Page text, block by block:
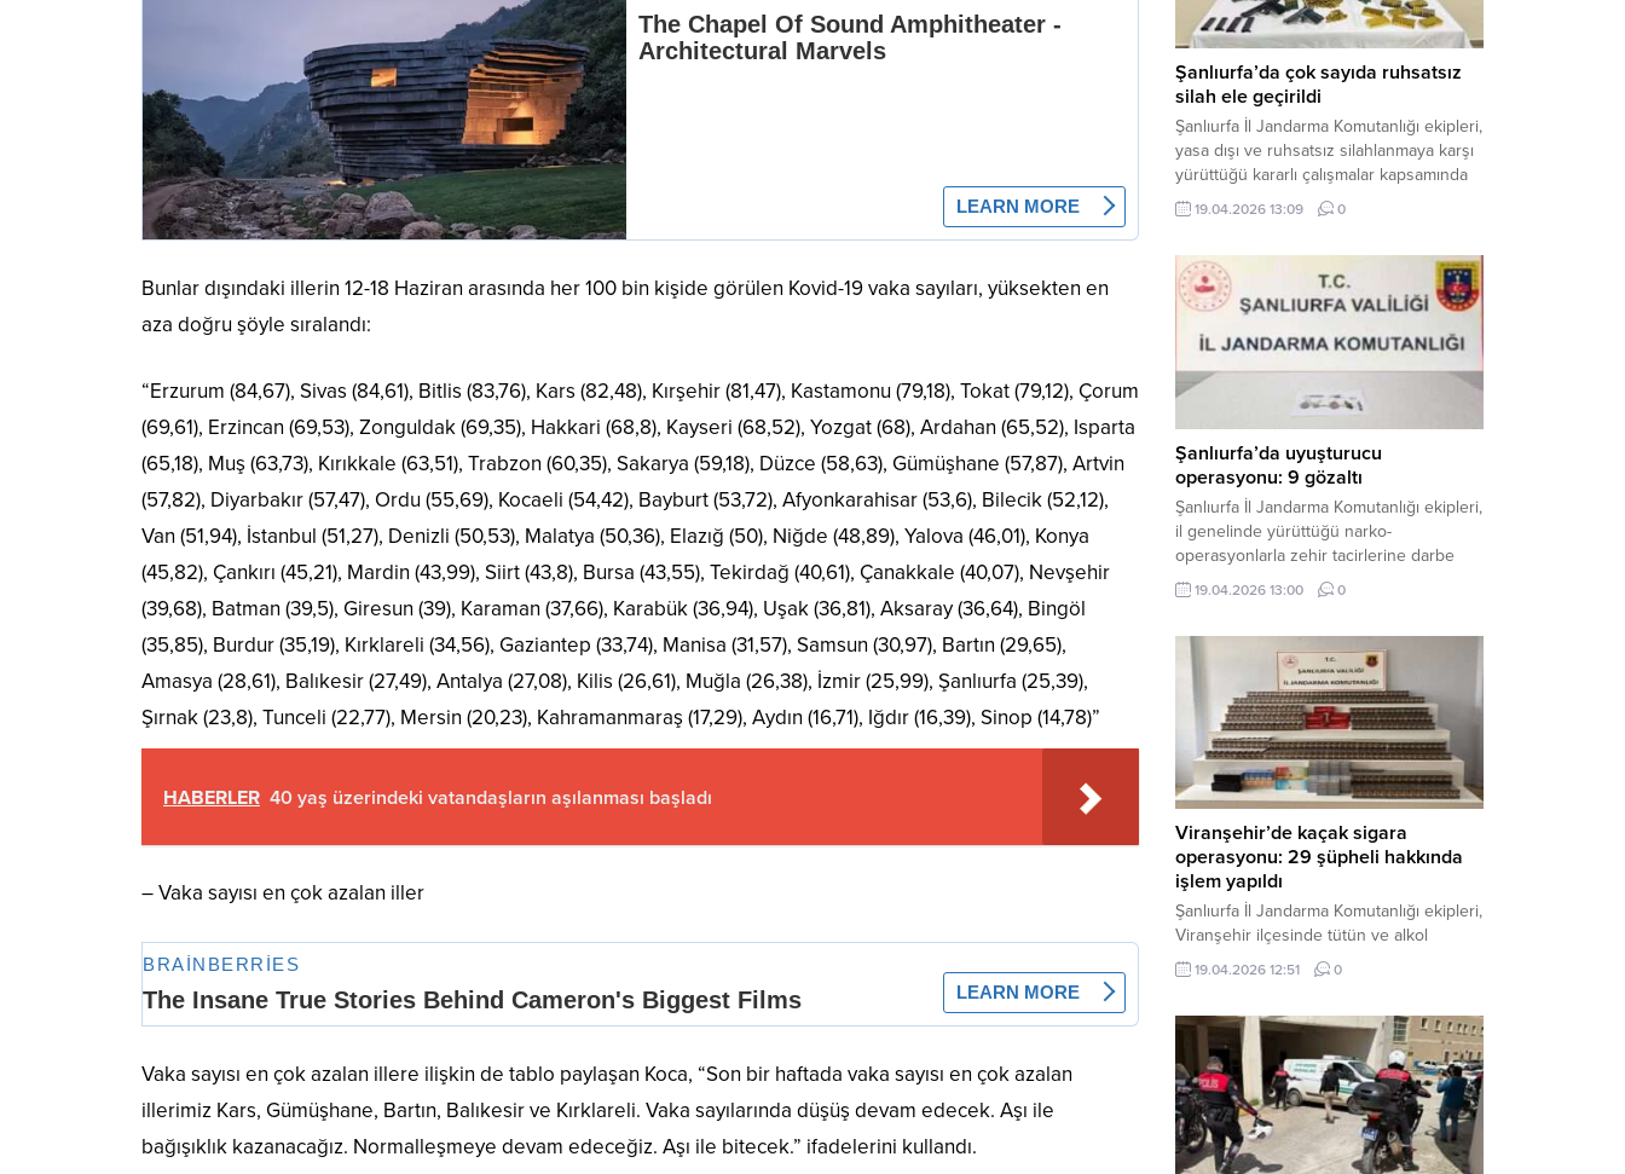
Bunlar dışındaki illerin 12-18 Haziran arasında her 100 bin kişide görülen Kovid-19 vaka sayıları, yüksekten en
aza doğru şöyle sıralandı:
“Erzurum (84,67), Sivas (84,61), Bitlis (83,76), Kars (82,48), Kırşehir (81,47), Kastamonu (79,18), Tokat (79,12), Çorum
(69,61), Erzincan (69,53), Zonguldak (69,35), Hakkari (68,8), Kayseri (68,52), Yozgat (68), Ardahan (65,52), Isparta
(65,18), Muş (63,73), Kırıkkale (63,51), Trabzon (60,35), Sakarya (59,18), Düzce (58,63), Gümüşhane (57,87), Artvin
(57,82), Diyarbakır (57,47), Ordu (55,69), Kocaeli (54,42), Bayburt (53,72), Afyonkarahisar (53,6), Bilecik (52,12),
Van (51,94), İstanbul (51,27), Denizli (50,53), Malatya (50,36), Elazığ (50), Niğde (48,89), Yalova (46,01), Konya
(45,82), Çankırı (45,21), Mardin (43,99), Siirt (43,8), Bursa (43,55), Tekirdağ (40,61), Çanakkale (40,07), Nevşehir
(39,68), Batman (39,5), Giresun (39), Karaman (37,66), Karabük (36,94), Uşak (36,81), Aksaray (36,64), Bingöl
(35,85), Burdur (35,19), Kırklareli (34,56), Gaziantep (33,74), Manisa (31,57), Samsun (30,97), Bartın (29,65),
Amasya (28,61), Balıkesir (27,49), Antalya (27,08), Kilis (26,61), Muğla (26,38), İzmir (25,99), Şanlıurfa (25,39),
Şırnak (23,8), Tunceli (22,77), Mersin (20,23), Kahramanmaraş (17,29), Aydın (16,71), Iğdır (16,39), Sinop (14,78)”
HABERLER 40 yaş üzerindeki vatandaşların aşılanması başladı
– Vaka sayısı en çok azalan iller
Vaka sayısı en çok azalan illere ilişkin de tablo paylaşan Koca, “Son bir haftada vaka sayısı en çok azalan
illerimiz Kars, Gümüşhane, Bartın, Balıkesir ve Kırklareli. Vaka sayılarında düşüş devam edecek. Aşı ile
bağışıklık kazanacağız. Normalleşmeye devam edeceğiz. Aşı ile bitecek.” ifadelerini kullandı.
Merkezi – Bediüzzaman Eğitim Kültür ve
Sanat...
Şanlıurfa’da çok sayıda ruhsatsız
silah ele geçirildi
Şanlıurfa İl Jandarma Komutanlığı ekipleri,
yasa dışı ve ruhsatsız silahlanmaya karşı
yürüttüğü kararlı çalışmalar kapsamında
Bozova ilçesinde bir ikamete operasyon
düzenledi. Yapılan aramada çok sayıda
mühimmat ele geçirildi. Haber Merkezi –
Şanlıurfa Valiliği İl Basın ve Halkla İlişkiler
Müdürlüğü tarafından yapılan açıklamaya
göre; 17 Nisan...
19.04.2026 13:09 0
Şanlıurfa’da uyuşturucu
operasyonu: 9 gözaltı
Şanlıurfa İl Jandarma Komutanlığı ekipleri,
il genelinde yürüttüğü narko-
operasyonlarla zehir tacirlerine darbe
indirdi. Üç ilçede eş zamanlı
gerçekleştirilen faaliyetlerde çeşitli
şüpheli hakkında adli işlem başlatıldı.
Haber Merkezi – Şanlıurfa Valiliği İl Basın
ve Halkla İlişkiler Müdürlüğü’nden yapılan
açıklamaya göre, İl Jandarma Komutanlığı
tarafından “Narkotik Suçlarla...
19.04.2026 13:00 0
Viranşehir’de kaçak sigara
operasyonu: 29 şüpheli hakkında
işlem yapıldı
Şanlıurfa İl Jandarma Komutanlığı ekipleri,
Viranşehir ilçesinde tütün ve alkol
kaçakçılığına yönelik yürüttüğü kapsamlı
çalışmalar neticesinde binlerce paket
Operasyon kapsamında çok sayıda şahıs
hakkında adli süreç başlatıldı. Haber
Merkezi – Şanlıurfa Valiliği bünyesinde İl
Jandarma Komutanlığı tarafından
gerçekleştirilen “Tütün ve Alkol
Kaçakçılarına Yönelik Çalışmalar” tüm...
19.04.2026 12:51 0